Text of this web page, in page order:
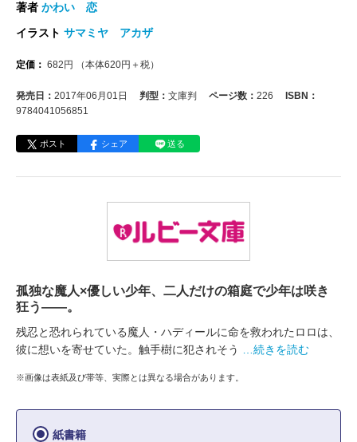
著者 かわい 恋
イラスト サマミヤ アカザ
定価： 682 円 （本体620円＋税）
発売日： 2017年06月01日 判型： 文庫判 ページ数： 226
ISBN：
9784041056851
ポスト シェア 送る
孤独な魔人×優しい少年、二人だけの箱庭で少年は咲き
狂う――。
残忍と恐れられている魔人・ハディールに命を救われたロロは、
彼に想いを寄せていた。触手樹に犯されそう
…続きを読む
※画像は表紙及び帯等、実際とは異なる場合があります。
紙書籍